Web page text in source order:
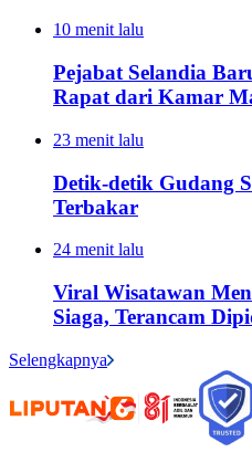
10 menit lalu
Pejabat Selandia
Rapat dari Kamar
23 menit lalu
Detik-detik Gudang
Terbakar
24 menit lalu
Viral Wisatawan
Siaga, Terancam
Selengkapnya